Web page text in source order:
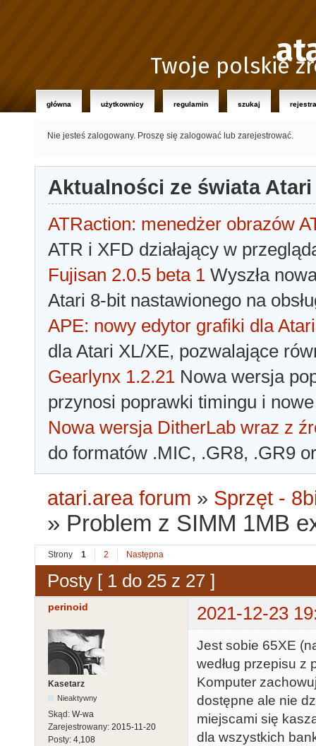
Twoje polskie
główna użytkownicy regulamin szukaj
Nie jesteś zalogowany. Proszę się zalogować lub zarejestrować.
Aktualności ze świata Atari
ATRaction: menedżer obrazów
ATR i XFD działający w
Fujisan 2.0.5 beta 1 Wyszła
Atari 8-bit nastawionego na
APE: nowy edytor grafiki dla Atari
dla Atari XL/XE, pozwalające
Gearlynx 1.2.21 Nowa wersja
przynosi poprawki timingu i
Nowa wersja DitherLab wraz z
do formatów .MIC, .GR8, .GR9
atari.area forum » Sprzęt -
» Problem z SIMM 1MB
Strony 1 2 Następna
Posty [ 1 do 25 z 27 ]
perinoid 2021-12-23
Kasetarz
Nieaktywny
Skąd: W-wa
Zarejestrowany: 2015-11-20
Posty: 4,108
Jest sobie 65XE
według przepisu z
Komputer
dostępne ale nie
miejscami się
dla wszystkich